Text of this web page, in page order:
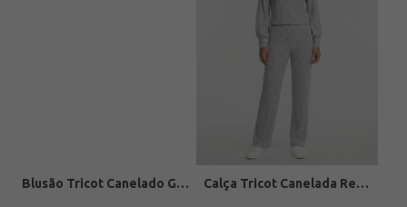
Blusão Tricot Canelado Gola Alta Feminino MESCLA Calça Tricot Canelada Reta Feminina MESCLA